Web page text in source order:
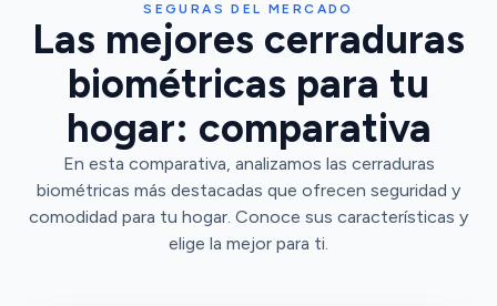
SEGURAS DEL MERCADO
Las mejores cerraduras
biométricas para tu
hogar: comparativa
En esta comparativa, analizamos las cerraduras
biométricas más destacadas que ofrecen seguridad y
comodidad para tu hogar. Conoce sus características y
elige la mejor para ti.